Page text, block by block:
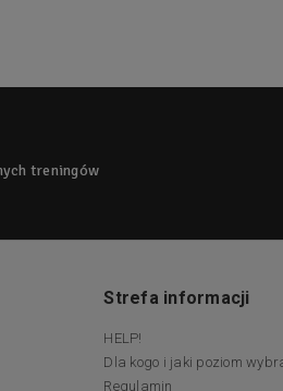
treningów
Strefa informacji
HELP!
Dla kogo i jaki poziom
Regulamin